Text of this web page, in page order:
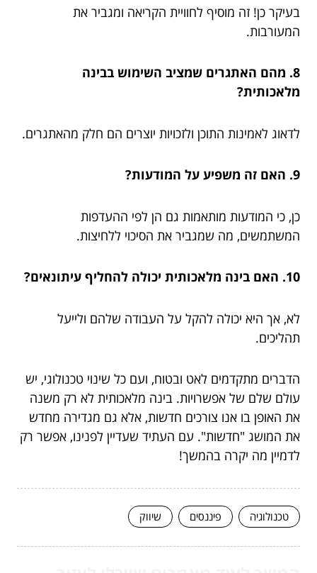
בעיקר כן! זה מוסיף לחוויית הקריאה ומגביר את
המעורבות.
8. מהם האתגרים שמציב השימוש בבינה
מלאכותית?
לדאוג לאמינות התוכן ולזכויות יוצרים הם חלק מהאתגרים.
9. האם זה משפיע על המודעות?
כן, כי המודעות מותאמות גם הן לפי ההעדפות
המשתמשים, מה שמגביר את הסיכוי ללחיצות.
10. האם בינה מלאכותית יכולה להחליף עיתונאים?
לא, אך היא יכולה להקל על העבודה שלהם ולייעל
תהליכים.
הדברים מתקדמים לאט ובטוח, ועם כל שינוי טכנולוגי, יש
עולם שלם של אפשרויות. בינה מלאכותית לא רק משנה
את האופן בו אנו צורכים חדשות, אלא גם מגדירה מחדש
את המושג "חדשות". עם העתיד שעדיין לפנינו, אפשר רק
לדמיין מה יקרה בהמשך!
טכנולוגיה פיננסים שיווק